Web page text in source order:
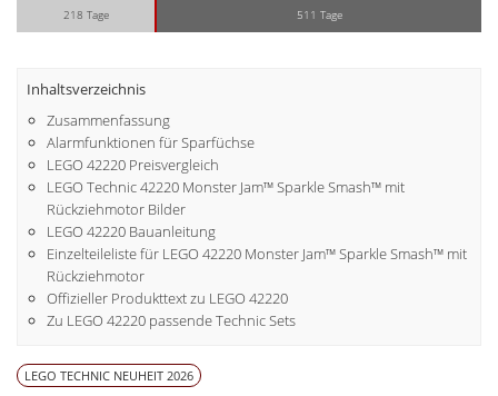
218 Tage
511 Tage
Inhaltsverzeichnis
Zusammenfassung
Alarmfunktionen für Sparfüchse
LEGO 42220 Preisvergleich
LEGO Technic 42220 Monster Jam™ Sparkle Smash™ mit
Rückziehmotor Bilder
LEGO 42220 Bauanleitung
Einzelteileliste für LEGO 42220 Monster Jam™ Sparkle Smash™ mit
Rückziehmotor
Offizieller Produkttext zu LEGO 42220
Zu LEGO 42220 passende Technic Sets
LEGO TECHNIC NEUHEIT 2026